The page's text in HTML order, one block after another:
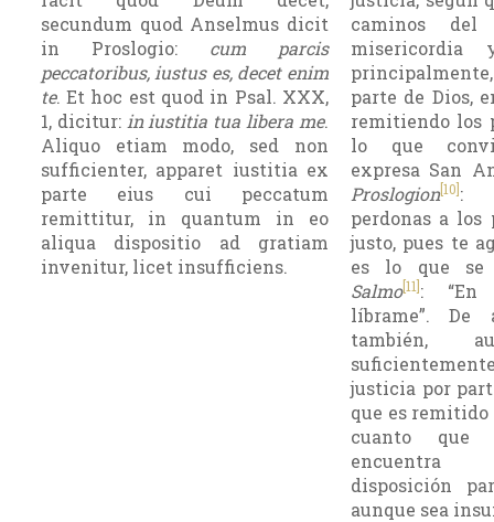
secundum quod Anselmus dicit
in Proslogio: cum parcis
peccatoribus, iustus es, decet enim
te. Et hoc est quod in Psal. XXX,
1, dicitur: in iustitia tua libera me.
Aliquo etiam modo, sed non
sufficienter, apparet iustitia ex
parte eius cui peccatum
remittitur, in quantum in eo
aliqua dispositio ad gratiam
invenitur, licet insufficiens.
caminos del
misericordia
principalmente,
parte de Dios,
remitiendo los
lo que
expresa San
Proslogion[10]:
perdonas a los
justo, pues te
es lo que
Salmo[11]: “En
líbrame”. De
también,
justicia por
que es remitido
cuanto
disposición
aunque sea